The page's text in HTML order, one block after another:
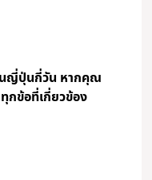
ญี่ปุ่นกี่วัน หากคุณ
กข้อที่เกี่ยวข้อง